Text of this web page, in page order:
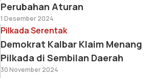
Perubahan Aturan
1 Desember 2024
Pilkada Serentak
Demokrat Kalbar Klaim Menang
Pilkada di Sembilan Daerah
30 November 2024